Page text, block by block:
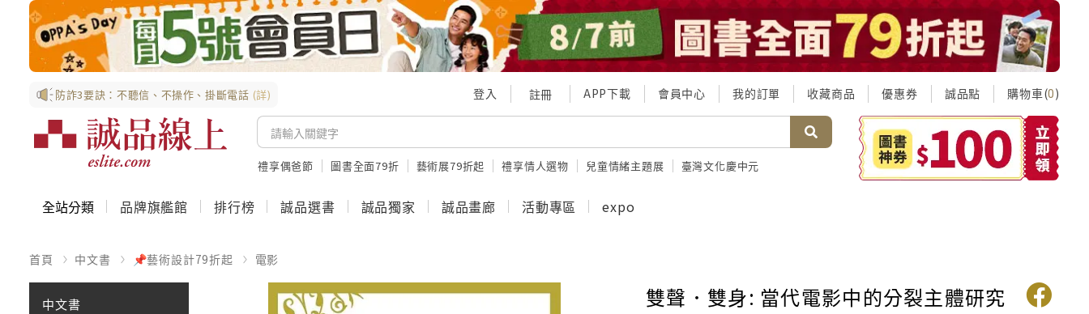
防詐3要訣：不聽信、不操作、掛斷電話 (詳) 登入 註冊 APP下載 會員中心 我的訂單 收藏商品 優惠券 誠品點 購物車(0)
禮享偶爸節 圖書全面79折 藝術展79折起 禮享情人選物 兒童情緒主題展 臺灣文化慶中元
全站分類 品牌旗艦館 排行榜 誠品選書 誠品獨家 誠品畫廊 活動專區 expo
首頁 中文書 📌藝術設計79折起 電影
中文書 雙聲．雙身: 當代電影中的分裂主體研究